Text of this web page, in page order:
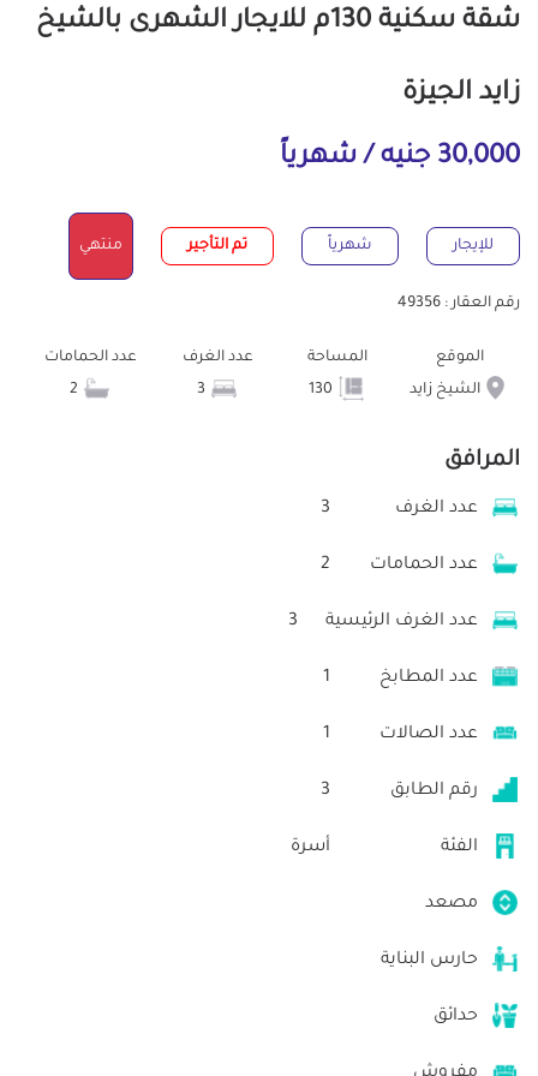
شقة سكنية 130م للايجار الشهرى بالشيخ
زايد الجيزة
30,000 جنيه / شهرياً
للإيجار شهرياً تم التأجير منتهي
رقم العقار : 49356
الموقع
الشيخ زايد
المساحة
عدد الغرف
عدد الحمامات
المرافق
عدد الغرف 3
عدد الحمامات 2
عدد الغرف الرئيسية 3
عدد المطابخ 1
عدد الصالات 1
رقم الطابق 3
الفئة أسرة
مصعد
حارس البناية
حدائق